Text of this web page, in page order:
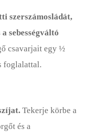
szerszámosládát,
sebességváltó
csavarjait egy ½
foglalattal.
Tekerje körbe a
és a